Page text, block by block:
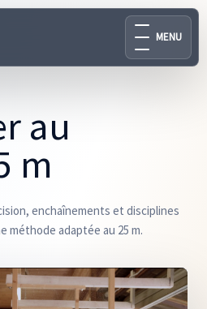
MENU
au
m
enchaînements et disciplines
méthode adaptée au 25 m.